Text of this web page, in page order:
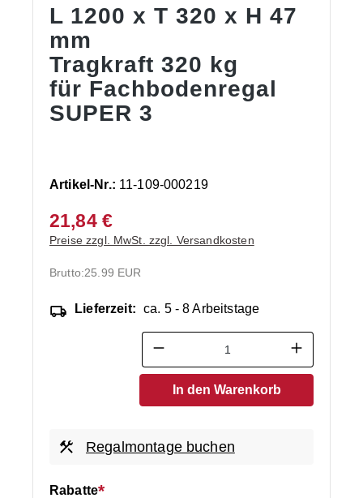
L 1200 x T 320 x H 47
mm
Tragkraft 320 kg
für Fachbodenregal
SUPER 3
Artikel-Nr.: 11-109-000219
21,84 €
Preise zzgl. MwSt. zzgl. Versandkosten
Brutto:25.99 EUR
Lieferzeit: ca. 5 - 8 Arbeitstage
Produkt Anzahl: Gib den
In den Warenkorb
Regalmontage buchen
Rabatte